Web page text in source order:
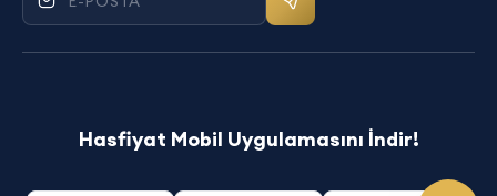
Mail bültenine kayıt ol
Hasfiyat Mobil Uygulamasını İndir!